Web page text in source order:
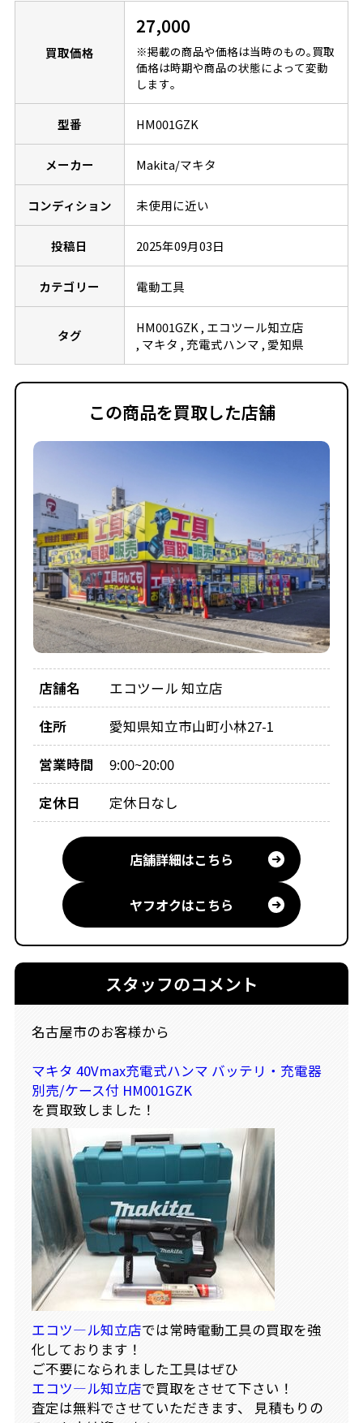
買取価格
27,000
※掲載の商品や価格は当時のもの｡買取
価格は時期や商品の状態によって変動
します｡
型番 HM001GZK
メーカー Makita/マキタ
コンディション 未使用に近い
投稿日 2025年09月03日
カテゴリー 電動工具
タグ HM001GZK エコツール知立店
マキタ
充電式ハンマ 愛知県
この商品を買取した店舗
店舗名
エコツール 知立店
住所
愛知県知立市山町小林27-1
営業時間
9:00~20:00
定休日
定休日なし
店舗詳細はこちら
ヤフオクはこちら
スタッフのコメント
名古屋市のお客様から
マキタ 40Vmax充電式ハンマ バッテリ・充電器
別売/ケース付 HM001GZK
を買取致しました！
エコツ―ル知立店では常時電動工具の買取を強
化しております！
ご不要になられました工具はぜひ
エコツ―ル知立店で買取をさせて下さい！
査定は無料でさせていただきます、 見積もりの